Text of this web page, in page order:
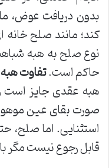
بدون دریافت عوض،
کند؛ مانند صلح
نوع صلح به هبه
حاکم است.تفاوت
هبه عقدی جایز است
صورت بقای عین
استثنایی. اما صلح،
قابل رجوع نیست مگر